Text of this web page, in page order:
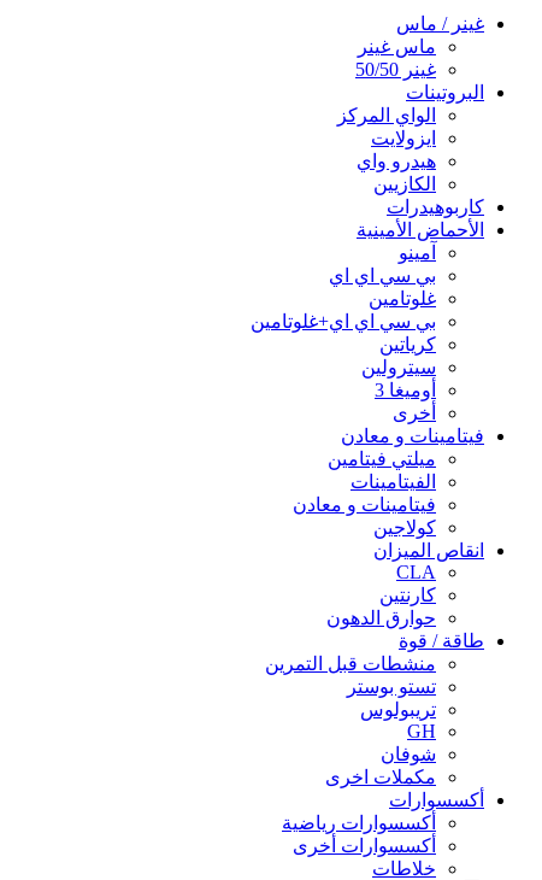
غينر / ماس
ماس غينر
غينر 50/50
البروتينات
الواي المركز
ايزولايت
هيدرو واي
الكازيين
كاربوهيدرات
الأحماض الأمينية
آمينو
بي سي اي اي
غلوتامين
بي سي اي اي+غلوتامين
كرياتين
سيترولين
أوميغا 3
أخرى
فيتامينات و معادن
ميلتي فيتامين
الفيتامينات
فيتامينات و معادن
كولاجين
انقاص الميزان
CLA
كارنتين
حوارق الدهون
طاقة / قوة
منشطات قبل التمرين
تستو بوستر
تريبولوس
GH
شوفان
مكملات اخرى
أكسسوارات
أكسسوارات رياضية
أكسسوارات أخرى
خلاطات